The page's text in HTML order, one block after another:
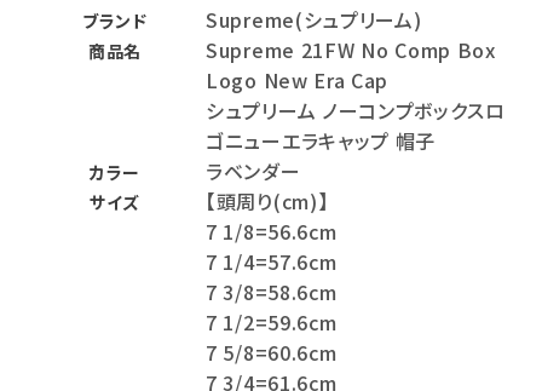
ブランド Supreme(シュプリーム)
商品名
Supreme 21FW No Comp Box
Logo New Era Cap
シュプリーム ノーコンプボックスロ
ゴニューエラキャップ 帽子
カラー ラベンダー
サイズ
【頭周り(cm)】
7 1/8=56.6cm
7 1/4=57.6cm
7 3/8=58.6cm
7 1/2=59.6cm
7 5/8=60.6cm
7 3/4=61.6cm